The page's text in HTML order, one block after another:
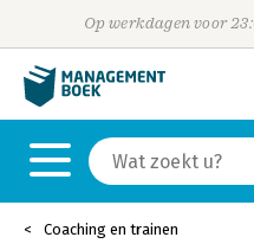
Op werkdagen voor
Coaching en trainen